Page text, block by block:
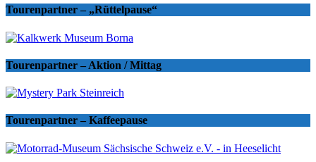
Tourenpartner – „Rüttelpause“
Tourenpartner – Aktion / Mittag
Tourenpartner – Kaffeepause